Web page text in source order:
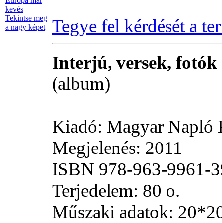
Tekintse meg
a nagy képet
Tegye fel kérdését a
Interjú, versek, fotók
(album)
Kiadó: Magyar Napló
Megjelenés: 2011
ISBN 978-963-9961-
Terjedelem: 80 o.
Műszaki adatok: